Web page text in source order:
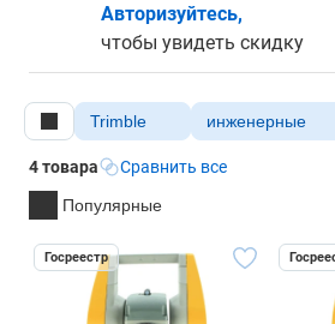
Авторизуйтесь,
чтобы увидеть скидку
Trimble инженерные
4 товара
Сравнить все
Популярные
Госреестр